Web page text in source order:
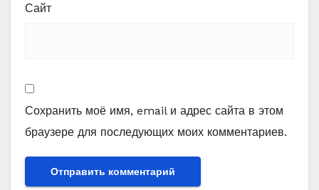
Сайт
Сохранить моё имя, email и адрес сайта в этом
браузере для последующих моих комментариев.